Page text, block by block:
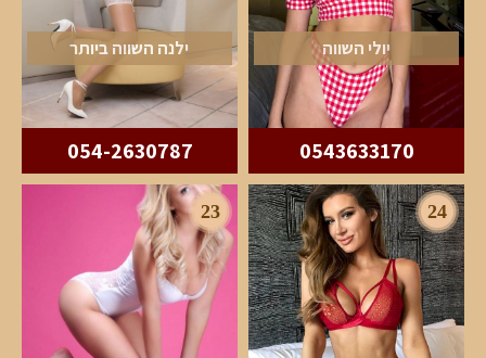
יולי השווה
0543633170
ילנה השווה ביותר
054-2630787
24
23